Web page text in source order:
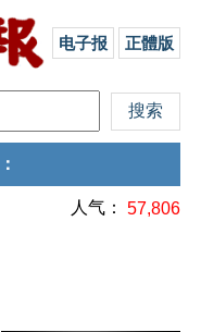
电子报 正體版
：
人气： 57,806